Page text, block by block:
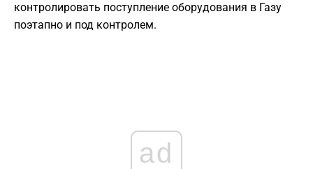
контролировать поступление оборудования в Газу
поэтапно и под контролем.
ad